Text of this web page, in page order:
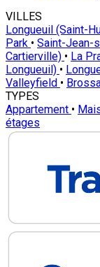
VILLES
Longueuil (Saint-
Park • Saint-Jean-
Cartierville) • La
Longueuil) •
Valleyfield •
TYPES
Appartement •
étages